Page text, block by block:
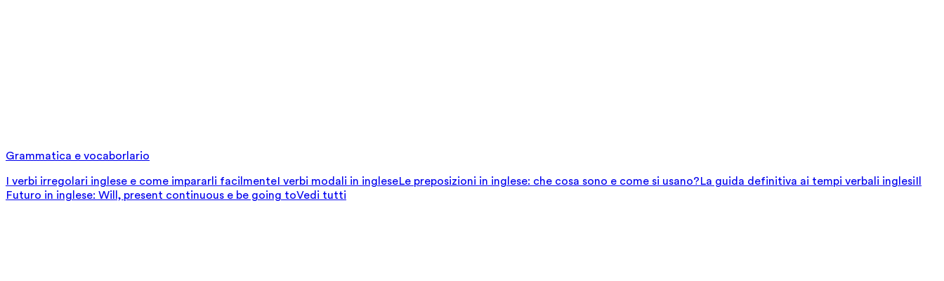
Grammatica e vocaborlario
I verbi irregolari inglese e come impararli facilmenteI verbi modali in ingleseLe preposizioni in inglese: che cosa sono e come si usano?La guida definitiva ai tempi verbali inglesiIl
Futuro in inglese: Will, present continuous e be going toVedi tutti